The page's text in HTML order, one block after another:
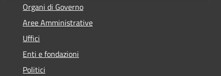
Organi di Governo
Aree Amministrative
Uffici
Enti e fondazioni
Politici